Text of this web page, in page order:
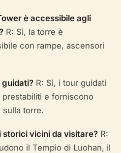
è accessibile agli
R: Sì, la torre è
con rampe, ascensori
guidati? R: Sì, i tour guidati
e forniscono
sulla torre.
storici vicini da visitare? R:
il Tempio di Luohan, il